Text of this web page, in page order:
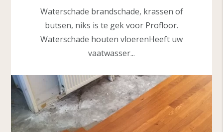
Waterschade brandschade, krassen of
butsen, niks is te gek voor Profloor.
Waterschade houten vloerenHeeft uw
vaatwasser...